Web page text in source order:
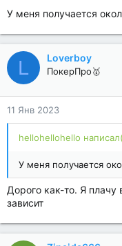
У меня получается
L Loverboy
ПокерПро🥇
11 Янв 2023
hellohellohello
У меня получается
Дорого как-то. Я плачу
зависит